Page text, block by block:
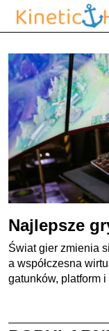
Najlepsze
Świat gier zmienia
a współczesna
gatunków, platform